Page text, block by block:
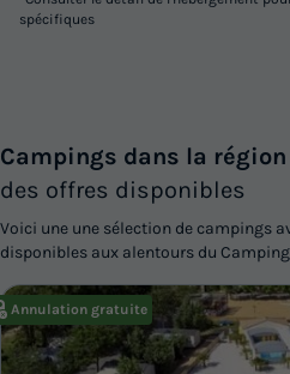
spécifiques
Campings dans la région
des offres disponibles
Voici une une sélection de campings
disponibles aux alentours du
Annulation gratuite